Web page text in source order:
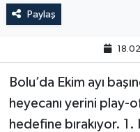
Paylaş
Bolu’da Ekim ayı
heyecanı yerini play-
hedefine bırakıyor.